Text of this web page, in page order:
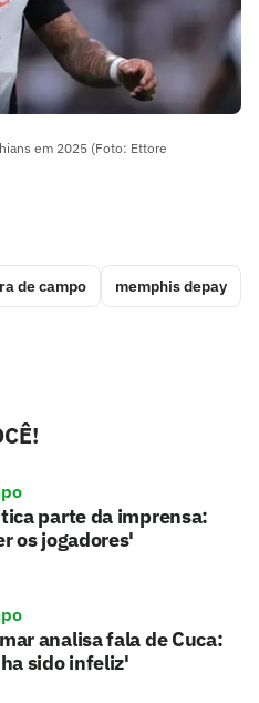
em 2025 (Foto: Ettore
de campo memphis depay
parte da imprensa:
os jogadores'
analisa fala de Cuca:
sido infeliz'